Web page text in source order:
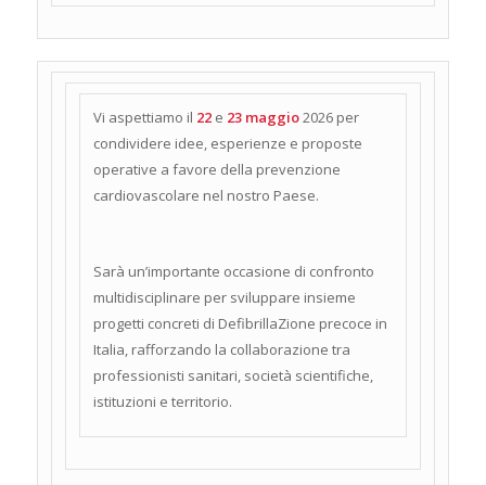
Vi aspettiamo il 22e 23 maggio2026 per
condividere idee, esperienze e proposte
operative a favore della prevenzione
cardiovascolare nel nostro Paese.
Sarà un’importante occasione di confronto
multidisciplinare per sviluppare insieme
progetti concreti di DefibrillaZione precoce in
Italia, rafforzando la collaborazione tra
professionisti sanitari, società scientifiche,
istituzioni e territorio.